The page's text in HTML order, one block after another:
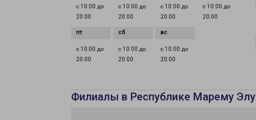
с 10:00 до
20:00
с 10:00 до
20:00
с 10:00 до
20:00
с 10:00 до
20:00
с 10:00 до
20:00
с 10:00 до
20:00
с 10:00 до
20:00
Филиалы в Республике Марему Элу